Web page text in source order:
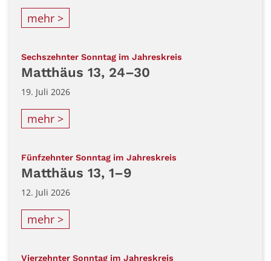
mehr >
Sechszehnter Sonntag im Jahreskreis
Matthäus 13, 24–30
19. Juli 2026
mehr >
Fünfzehnter Sonntag im Jahreskreis
Matthäus 13, 1–9
12. Juli 2026
mehr >
Vierzehnter Sonntag im Jahreskreis